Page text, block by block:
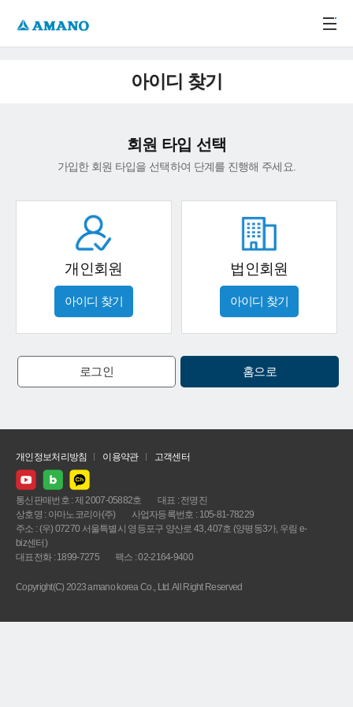
아이디 찾기
회원 타입 선택
가입한 회원 타입을 선택하여 단계를 진행해 주세요.
개인회원
아이디 찾기
법인회원
아이디 찾기
로그인 홈으로
개인정보처리방침 이용약관 고객센터
통신판매번호 : 제 2007-05882호
대표 : 전명진
상호명 : 아마노코리아(주)
사업자등록번호 : 105-81-78229
주소 : (우) 07270 서울특별시 영등포구 양산로 43, 407호 (양평동3가, 우림 e-
biz센터)
대표전화 : 1899-7275
팩스 : 02-2164-9400
Copyright(C) 2023 amano korea Co., Ltd. All Right Reserved